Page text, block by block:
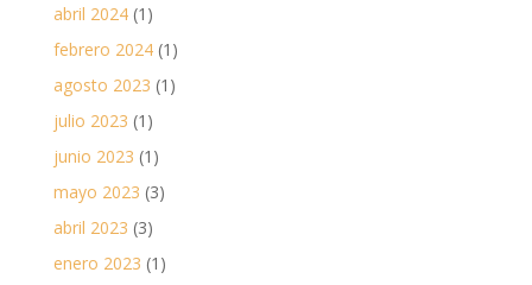
abril 2024(1)
febrero 2024(1)
agosto 2023 (1)
julio 2023 (1)
junio 2023 (1)
mayo 2023 (3)
abril 2023 (3)
enero 2023 (1)